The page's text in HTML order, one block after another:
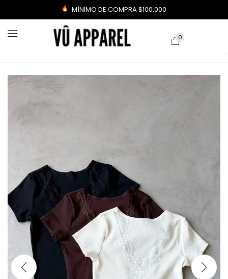
MÍNIMO DE COMPRA $100.000
0